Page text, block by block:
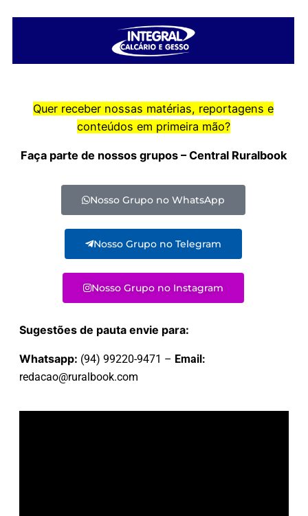
Quer receber nossas matérias, reportagens e
conteúdos em primeira mão?
Faça parte de nossos grupos – Central Ruralbook
Nosso Grupo no WhatsApp
Nosso Grupo no Telegram
Nosso Grupo no Instagram
Sugestões de pauta envie para:
Whatsapp: (94) 99220-9471 – Email:
redacao@ruralbook.com